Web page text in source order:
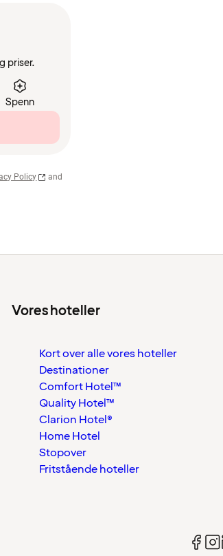
priser.
Spenn
Policy
and
Vores hoteller
Kort over alle vores hoteller
Destinationer
Comfort Hotel™
Quality Hotel™
Clarion Hotel®
Home Hotel
Stopover
Fritstående hoteller